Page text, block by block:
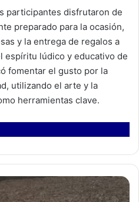
participantes disfrutaron de
preparado para la ocasión,
y la entrega de regalos a
espíritu lúdico y educativo de
fomentar el gusto por la
utilizando el arte y la
herramientas clave.